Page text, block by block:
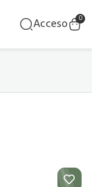
Acceso 0